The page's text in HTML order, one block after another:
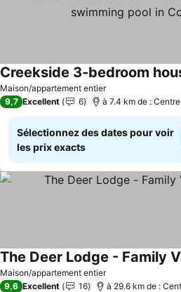
Maison/appartement entier
Consulter les prix
9,7 Excellent 6 à 7.4 km de :
Sélectionnez des dates pour voir
les prix exacts
Maison/appartement entier
The Deer Lodge - Family
9,6 Excellent 16 à 29.6 km de :